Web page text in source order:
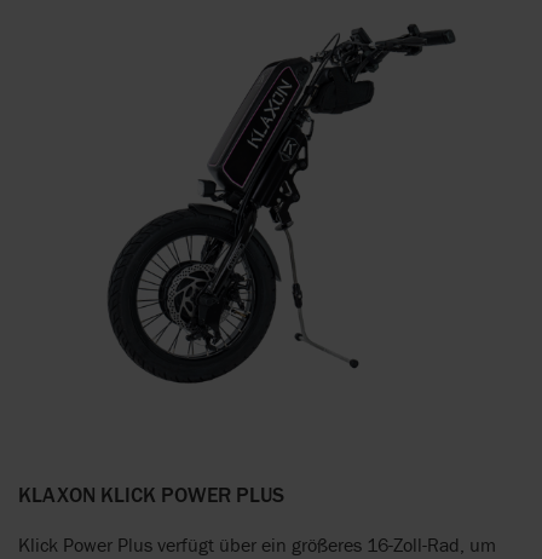
KLAXON KLICK POWER PLUS
Klick Power Plus verfügt über ein größeres 16-Zoll-Rad, um